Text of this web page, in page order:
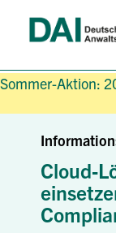
Sommer-Aktion: